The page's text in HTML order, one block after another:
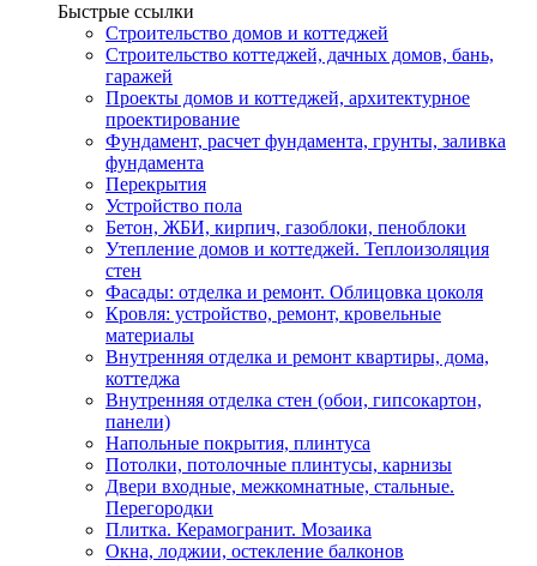
Быстрые ссылки
Строительство домов и коттеджей
Строительство коттеджей, дачных домов, бань,
гаражей
Проекты домов и коттеджей, архитектурное
проектирование
Фундамент, расчет фундамента, грунты, заливка
фундамента
Перекрытия
Устройство пола
Бетон, ЖБИ, кирпич, газоблоки, пеноблоки
Утепление домов и коттеджей. Теплоизоляция
стен
Фасады: отделка и ремонт. Облицовка цоколя
Кровля: устройство, ремонт, кровельные
материалы
Внутренняя отделка и ремонт квартиры, дома,
коттеджа
Внутренняя отделка стен (обои, гипсокартон,
панели)
Напольные покрытия, плинтуса
Потолки, потолочные плинтусы, карнизы
Двери входные, межкомнатные, стальные.
Перегородки
Плитка. Керамогранит. Мозаика
Окна, лоджии, остекление балконов